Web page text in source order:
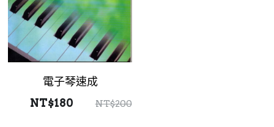
電子琴速成
NT$180
NT$200